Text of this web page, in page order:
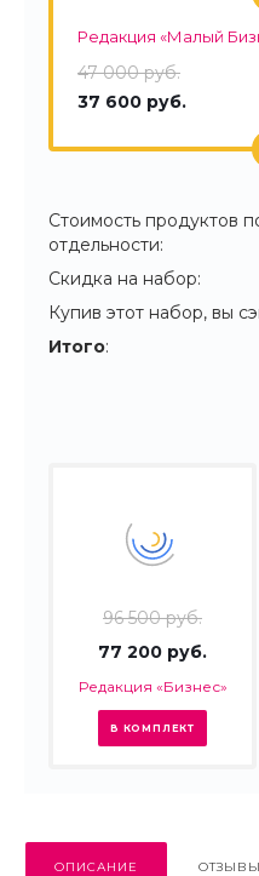
Редакция «Малый
47 000 руб.
37 600 руб.
Стоимость продуктов
отдельности:
Скидка на набор:
Купив этот набор, вы
Итого:
96 500 руб.
77 200 руб.
Редакция «Бизнес»
В КОМПЛЕКТ
ОПИСАНИЕ ОТЗЫВЫ